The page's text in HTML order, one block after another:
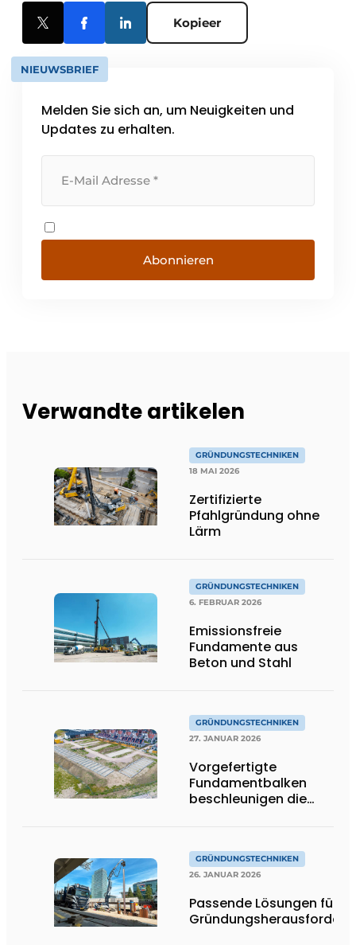
Kopieer
NIEUWSBRIEF
Melden Sie sich an, um Neuigkeiten und
Updates zu erhalten.
Abonnieren
Verwandte artikelen
GRÜNDUNGSTECHNIKEN
18 MAI 2026
Zertifizierte
Pfahlgründung ohne
Lärm
GRÜNDUNGSTECHNIKEN
6. FEBRUAR 2026
Emissionsfreie
Fundamente aus
Beton und Stahl
GRÜNDUNGSTECHNIKEN
27. JANUAR 2026
Vorgefertigte
Fundamentbalken
beschleunigen die
GRÜNDUNGSTECHNIKEN
26. JANUAR 2026
Passende Lösungen für